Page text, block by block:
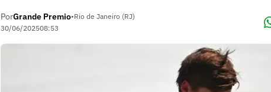
PorGrande Premio•Rio de Janeiro (RJ)
30/06/202508:53